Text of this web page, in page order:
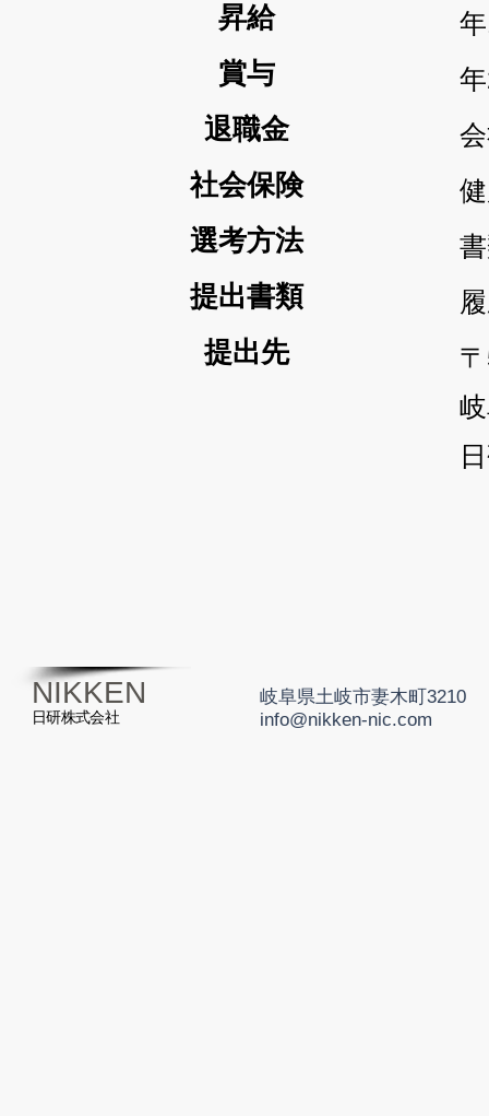
昇給
賞与
退職金
社会保険
選考方法
提出書類
提出先
NIKKEN
日研株式会社
岐阜県土岐市妻木町3210
info@nikken-nic.com